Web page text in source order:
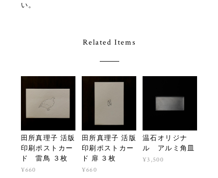
い。
Related Items
田所真理子 活版
印刷ポストカー
ド 雷鳥 ３枚
¥660
田所真理子 活版
印刷ポストカー
ド 扉 ３枚
¥660
温石オリジナ
ル アルミ角皿
¥3,500